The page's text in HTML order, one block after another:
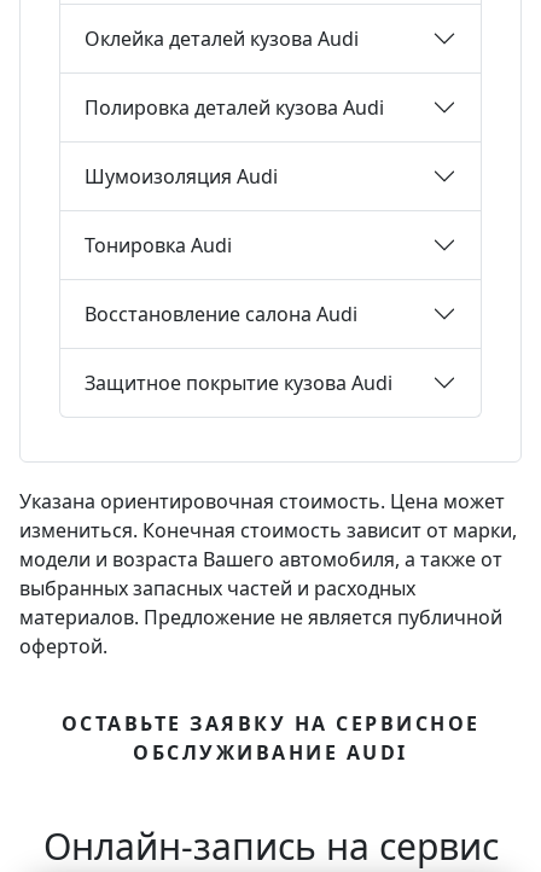
Оклейка деталей кузова Audi
Полировка деталей кузова Audi
Шумоизоляция Audi
Тонировка Audi
Восстановление салона Audi
Защитное покрытие кузова Audi
Указана ориентировочная стоимость. Цена может
измениться. Конечная стоимость зависит от марки,
модели и возраста Вашего автомобиля, а также от
выбранных запасных частей и расходных
материалов. Предложение не является публичной
офертой.
ОСТАВЬТЕ ЗАЯВКУ НА СЕРВИСНОЕ
ОБСЛУЖИВАНИЕ AUDI
Онлайн-запись на сервис